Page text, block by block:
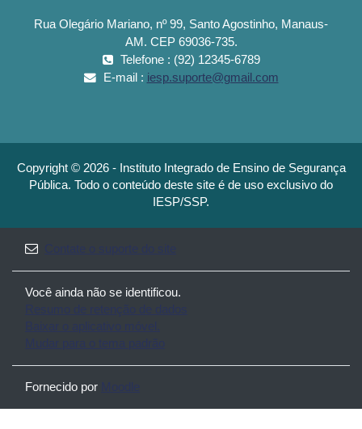
Rua Olegário Mariano, nº 99, Santo Agostinho, Manaus-
AM. CEP 69036-735.
Telefone : (92) 12345-6789
E-mail : iesp.suporte@gmail.com
Copyright © 2026 - Instituto Integrado de Ensino de Segurança
Pública. Todo o conteúdo deste site é de uso exclusivo do
IESP/SSP.
Contate o suporte do site
Você ainda não se identificou.
Resumo de retenção de dados
Baixar o aplicativo móvel.
Mudar para o tema padrão
Fornecido por Moodle